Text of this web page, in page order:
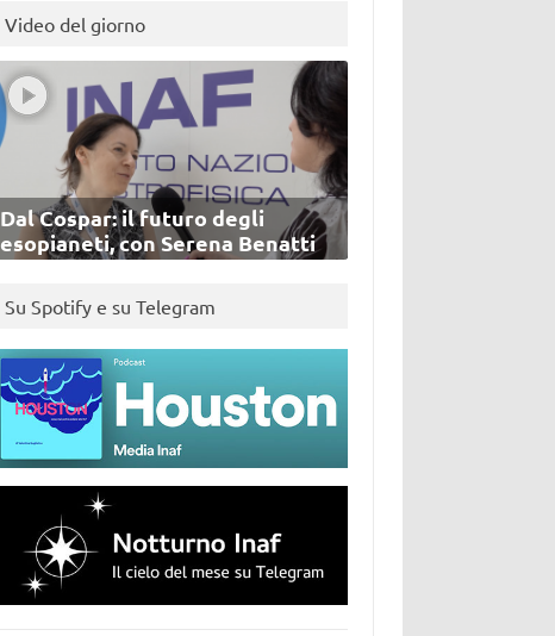
Video del giorno
Dal Cospar: il futuro degli
esopianeti, con Serena Benatti
Su Spotify e su Telegram